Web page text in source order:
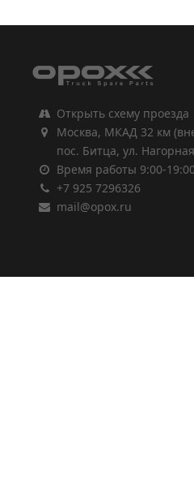
Открыть схему проезда
Москва, МКАД 32 км
пос. Битца, ул.
Время работы 9:00-19:00
+7 925 7296326
mail@opox.ru